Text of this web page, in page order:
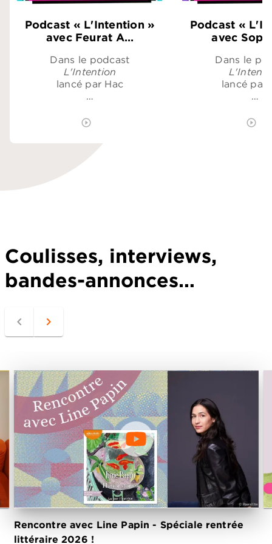
Podcast « L'Intention »
avec Feurat A…
Dans le podcast
L'Intention
lancé par Hac
…
play_circle_outline
Podcast «
avec
Dans le
lancé par
…
play_circle_outline
Coulisses, interviews,
bandes-annonces…
navigate_before navigate_next
Rencontre avec Line Papin - Spéciale rentrée
littéraire 2026 !